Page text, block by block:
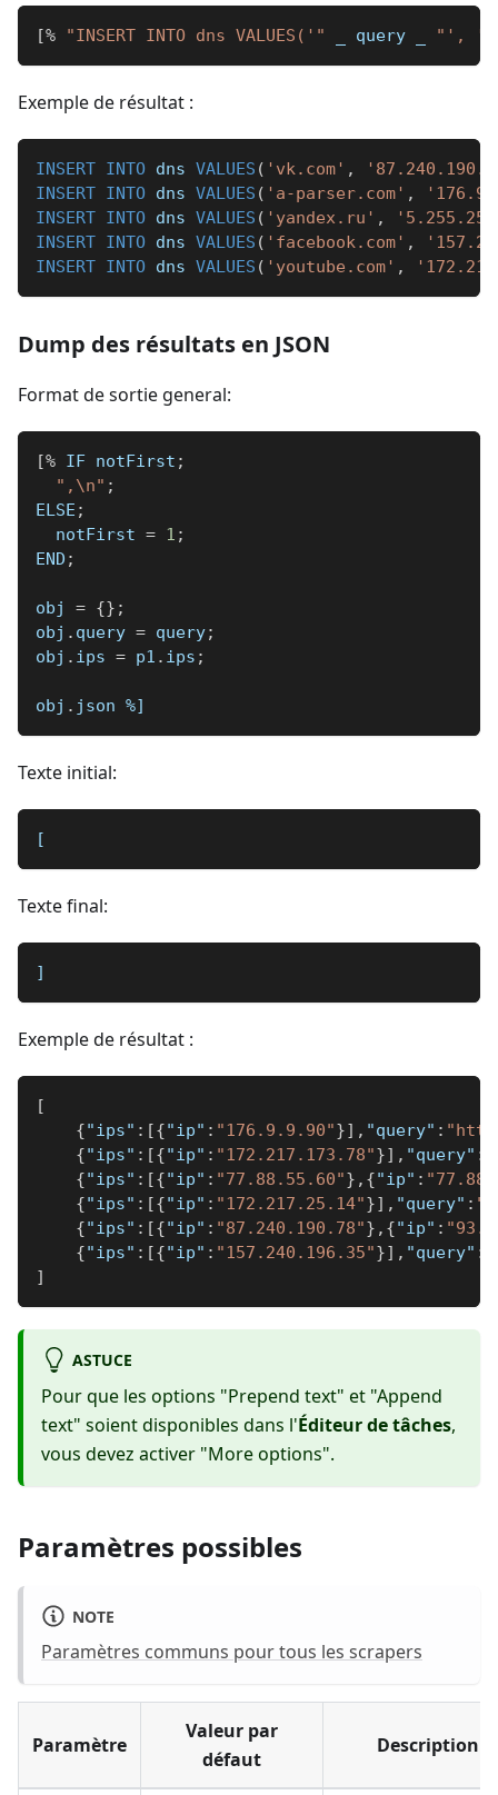
[% "INSERT INTO dns VALUES('" query "', '"
Exemple de résultat :
INSERT INTO dns VALUES ( 'vk.com' ,
INSERT INTO dns VALUES ( 'a-parser.com' ,
INSERT INTO dns VALUES ( 'yandex.ru' ,
INSERT INTO dns VALUES ( 'facebook.com' ,
INSERT INTO dns VALUES ( 'youtube.com' ,
Dump des résultats en JSON
Format de sortie general:
[% IF notFirst ;
",\n" ;
ELSE ;
  notFirst
= 1 ;
END ;
obj = {} ;
obj . query = query;
obj . ips = p1 . ips ;
obj . json %]
Texte initial:
[
Texte final:
]
Exemple de résultat :
[
{"ips" : [{"ip" : "176.9.9.90"}] , "query" :
{"ips" : [{"ip" : "172.217.173.78"}] , "query" :
{"ips" : [{"ip" : "77.88.55.60"} , {"ip" :
{"ips" : [{"ip" : "172.217.25.14"}] , "query" :
{"ips" : [{"ip" : "87.240.190.78"} , {"ip" :
{"ips" : [{"ip" : "157.240.196.35"}] , "query" :
]
ASTUCE
Pour que les options "Prepend text" et "Append
text" soient disponibles dans l'Éditeur de tâches,
vous devez activer "More options".
Paramètres possibles
NOTE
Paramètres communs pour tous les scrapers
Paramètre
Valeur par
défaut
Description